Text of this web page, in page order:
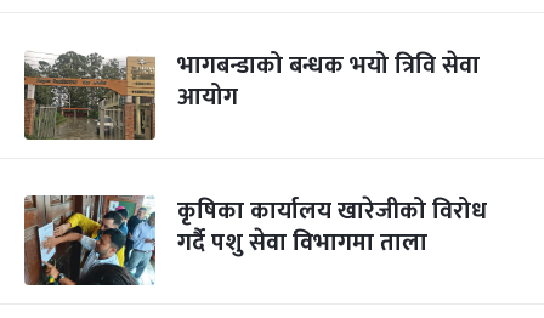
भागबन्डाको बन्धक भयो त्रिवि सेवा
आयोग
कृषिका कार्यालय खारेजीको विरोध
गर्दै पशु सेवा विभागमा ताला